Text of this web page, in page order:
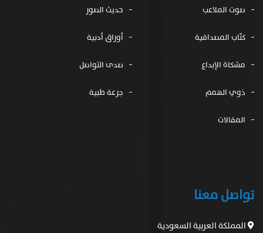
صوت الملاعب حديث الصور
كتّاب المصداقية أوراق أدبية
مشكاة الإبداع صدى التواصل
ذوي الهمم جرعة طبية
المقالات
تواصل معنا
المملكة العربية السعودية